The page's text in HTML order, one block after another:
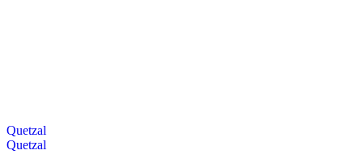
Quetzal
Quetzal